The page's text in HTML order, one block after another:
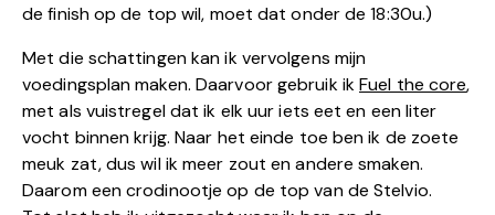
de finish op de top wil, moet dat onder de 18:30u.)
Met die schattingen kan ik vervolgens mijn
voedingsplan maken. Daarvoor gebruik ikFuel the core,
met als vuistregel dat ik elk uur iets eet en een liter
vocht binnen krijg. Naar het einde toe ben ik de zoete
meuk zat, dus wil ik meer zout en andere smaken.
Daarom een crodinootje op de top van de Stelvio.